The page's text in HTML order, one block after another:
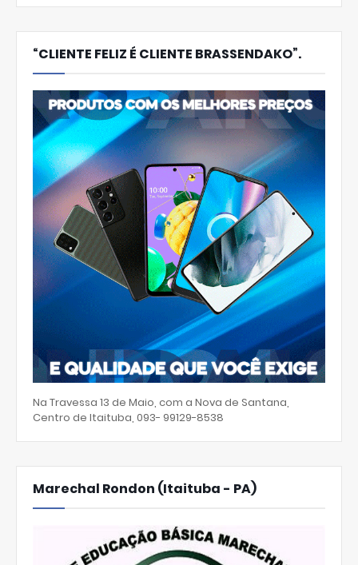
“CLIENTE FELIZ É CLIENTE BRASSENDAKO”.
Na Travessa 13 de Maio, com a Nova de Santana,
Centro de Itaituba, 093- 99129-8538
Marechal Rondon (Itaituba - PA)